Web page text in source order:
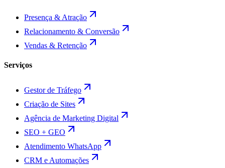
Presença & Atração
Relacionamento & Conversão
Vendas & Retenção
Serviços
Gestor de Tráfego
Criação de Sites
Agência de Marketing Digital
SEO + GEO
Atendimento WhatsApp
CRM e Automações